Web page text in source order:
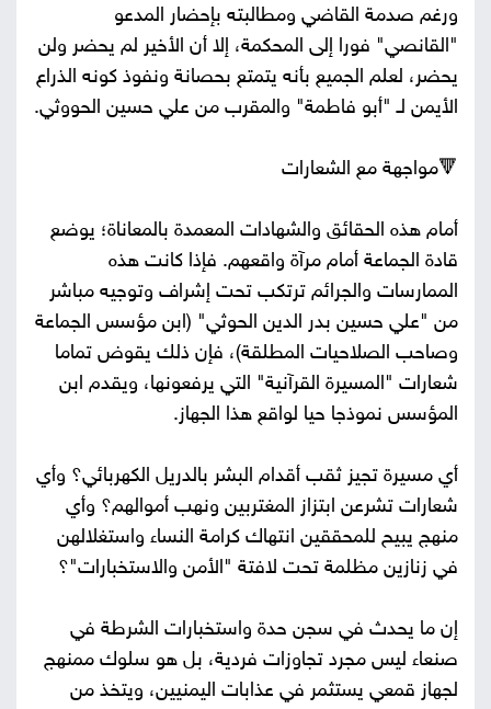
ورغم صدمة القاضي ومطالبته بإحضار المدعو
"القانصي" فورا إلى المحكمة، إلا أن الأخير لم يحضر ولن
يحضر، لعلم الجميع بأنه يتمتع بحصانة ونفوذ كونه الذراع
الأيمن لـ "أبو فاطمة" والمقرب من علي حسين الحووثي.
🔻مواجهة مع الشعارات
أمام هذه الحقائق والشهادات المعمدة بالمعاناة؛ يوضع
قادة الجماعة أمام مرآة واقعهم. فإذا كانت هذه
الممارسات والجرائم ترتكب تحت إشراف وتوجيه مباشر
من "علي حسين بدر الدين الحوثي" (ابن مؤسس الجماعة
وصاحب الصلاحيات المطلقة)، فإن ذلك يقوض تماما
شعارات "المسيرة القرآنية" التي يرفعونها، ويقدم ابن
المؤسس نموذجا حيا لواقع هذا الجهاز.
أي مسيرة تجيز ثقب أقدام البشر بالدريل الكهربائي؟ وأي
شعارات تشرعن ابتزاز المغتربين ونهب أموالهم؟ وأي
منهج يبيح للمحققين انتهاك كرامة النساء واستغلالهن
في زنازين مظلمة تحت لافتة "الأمن والاستخبارات"؟
إن ما يحدث في سجن حدة واستخبارات الشرطة في
صنعاء ليس مجرد تجاوزات فردية، بل هو سلوك ممنهج
لجهاز قمعي يستثمر في عذابات اليمنيين، ويتخذ من